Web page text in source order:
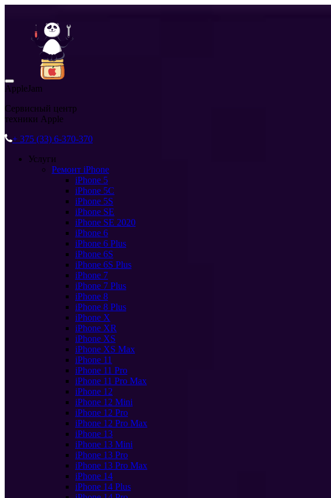
AppleJam
Сервисный центр
техники Apple
+ 375 (33) 6-370-370
Услуги
Ремонт iPhone
iPhone 5
iPhone 5C
iPhone 5S
iPhone SE
iPhone SE 2020
iPhone 6
iPhone 6 Plus
iPhone 6S
iPhone 6S Plus
iPhone 7
iPhone 7 Plus
iPhone 8
iPhone 8 Plus
iPhone X
iPhone XR
iPhone XS
iPhone XS Max
iPhone 11
iPhone 11 Pro
iPhone 11 Pro Max
iPhone 12
iPhone 12 Mini
iPhone 12 Pro
iPhone 12 Pro Max
iPhone 13
iPhone 13 Mini
iPhone 13 Pro
iPhone 13 Pro Max
iPhone 14
iPhone 14 Plus